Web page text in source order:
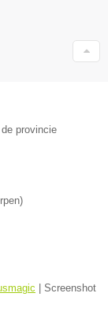
provincie
)
Screenshot